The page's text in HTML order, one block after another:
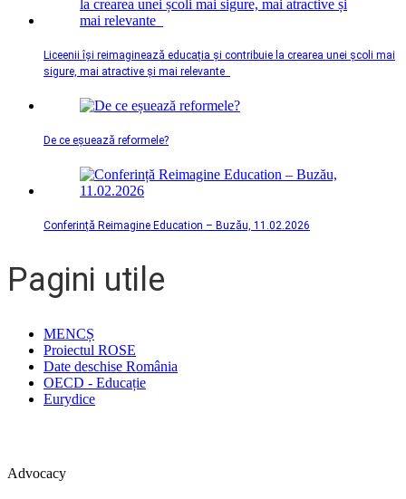
Liceenii își reimaginează educația și contribuie la crearea unei școli mai
sigure, mai atractive și mai relevante
De ce eșuează reformele?
Conferință Reimagine Education – Buzău, 11.02.2026
Pagini utile
MENCȘ
Proiectul ROSE
Date deschise România
OECD - Educație
Eurydice
Advocacy